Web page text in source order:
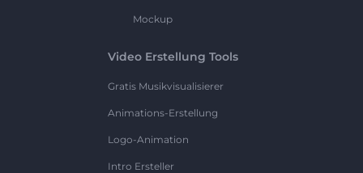
Mockup
Video Erstellung Tools
Gratis Musikvisualisierer
Animations-Erstellung
Logo-Animation
Intro Ersteller